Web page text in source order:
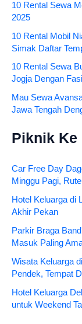
10 Rental Sewa
2025
10 Rental Mobil
Simak Daftar
10 Rental Sewa
Jogja Dengan
Mau Sewa
Jawa Tengah
Piknik Ke
Car Free Day
Minggu Pagi,
Hotel Keluarga di
Akhir Pekan
Parkir Braga
Masuk Paling
Wisata Keluarga
Pendek, Tempat
Hotel Keluarga
untuk Weekend